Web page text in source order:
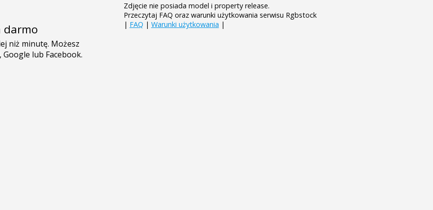
darmo
Zdjęcie nie posiada model i property release.
Przeczytaj FAQ oraz warunki użytkowania serwisu Rgbstock
| FAQ | Warunki użytkowania |